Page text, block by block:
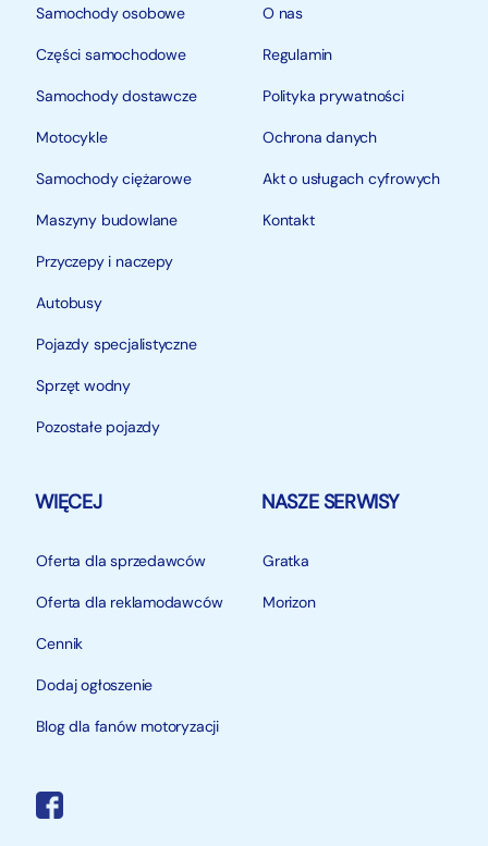
Samochody osobowe
Części samochodowe
Samochody dostawcze
Motocykle
Samochody ciężarowe
Maszyny budowlane
Przyczepy i naczepy
Autobusy
Pojazdy specjalistyczne
Sprzęt wodny
Pozostałe pojazdy
O nas
Regulamin
Polityka prywatności
Ochrona danych
Akt o usługach cyfrowych
Kontakt
WIĘCEJ
Oferta dla sprzedawców
Oferta dla reklamodawców
Cennik
Dodaj ogłoszenie
Blog dla fanów motoryzacji
NASZE SERWISY
Gratka
Morizon